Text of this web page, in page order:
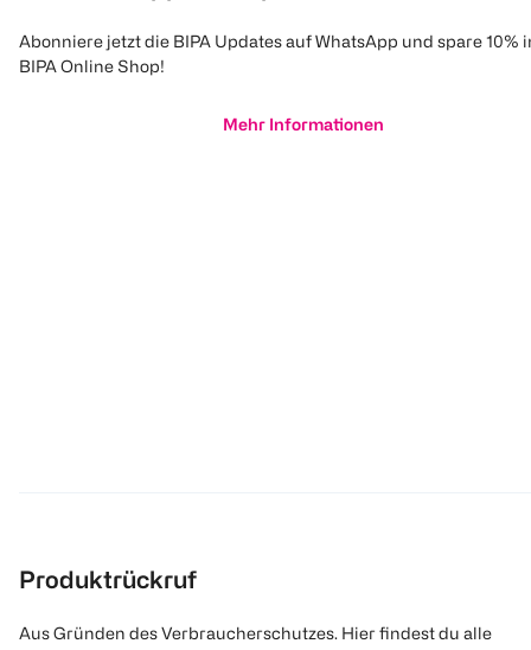
Abonniere jetzt die BIPA Updates auf WhatsApp und spare 10%
BIPA Online Shop!
Mehr Informationen
Produktrückruf
Aus Gründen des Verbraucherschutzes. Hier findest du alle